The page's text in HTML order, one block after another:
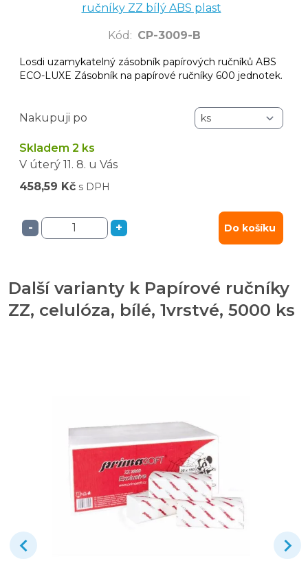
ručníky ZZ bílý ABS plast
Kód : CP-3009-B
Losdi uzamykatelný zásobník papírových ručníků ABS
ECO-LUXE Zásobník na papírové ručníky 600 jednotek.
Nakupuji po
Skladem 2 ks
V úterý 11. 8. u Vás
458,59 Kč s DPH
- + Do košíku
Další varianty k Papírové ručníky
ZZ, celulóza, bílé, 1vrstvé, 5000 ks